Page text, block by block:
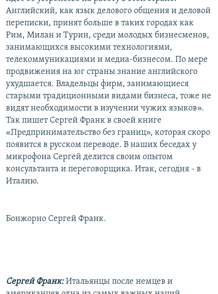
Английский, как язык делового общения и деловой
переписки, принят больше в таких городах как
Рим, Милан и Турин, среди молодых бизнесменов,
занимающихся высокими технологиями,
телекоммуникациями и медиа-бизнесом. По мере
продвижения на юг страны знание английского
ухудшается. Владельцы фирм, занимающиеся
старыми традиционными видами бизнеса, тоже не
видят необходимости в изучении чужих языков».
Так пишет Сергей Франк в своей книге
«Предпринимательство без границ», которая скоро
появится в русском переводе. В наших беседах у
микрофона Сергей делится своим опытом
консультанта и переговорщика. Итак, сегодня - в
Италию.
Бонжорно Сергей Франк.
Сергей Франк:Итальянцы после немцев и